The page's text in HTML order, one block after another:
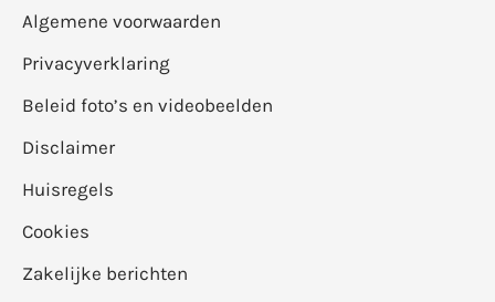
Algemene voorwaarden
Privacyverklaring
Beleid foto’s en videobeelden
Disclaimer
Huisregels
Cookies
Zakelijke berichten